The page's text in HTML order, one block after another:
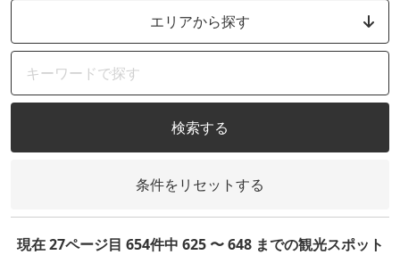
エリアから探す
検索する
条件をリセットする
現在 27ページ目 654件中 625 〜 648 までの観光スポット